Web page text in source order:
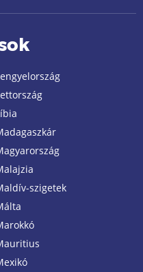
szigetek